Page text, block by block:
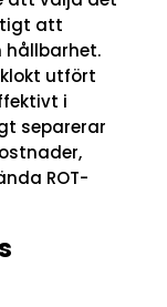
att
hållbarhet.
utfört
i
separerar
ROT-